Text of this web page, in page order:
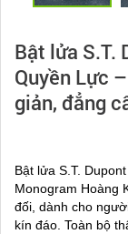
Bật lửa S.T.
Quyền Lực
giản, đẳng
Bật lửa S.T.
Monogram Hoàng
đối, dành cho
kín đáo. Toàn bộ